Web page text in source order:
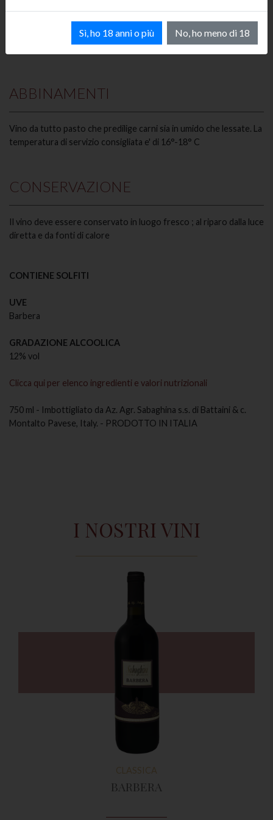
Alla vista si presenta vivace dal colore rosso intenso; al naso
prevalgono sentori erbacei con note fruttate ; al palato e'
ABBINAMENTI
Vino da tutto pasto che predilige carni sia in umido che lessate. La
temperatura di servizio consigliata e' di 16°-18° C
CONSERVAZIONE
Il vino deve essere conservato in luogo fresco ; al riparo dalla luce
diretta e da fonti di calore
CONTIENE SOLFITI
UVE
Barbera
GRADAZIONE ALCOOLICA
12% vol
Clicca qui per elenco ingredienti e valori nutrizionali
750 ml - Imbottigliato da Az. Agr. Sabaghina s.s. di Battaini & c.
Montalto Pavese, Italy. - PRODOTTO IN ITALIA
I NOSTRI VINI
CLASSICA
BARBERA
Sì, ho 18 anni o più No, ho meno di 18